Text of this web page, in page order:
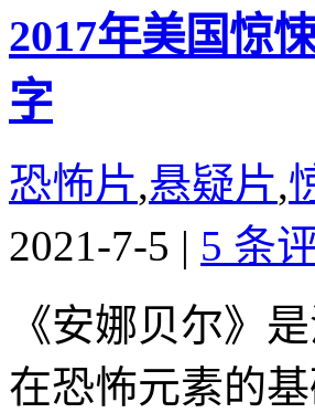
2017年美国惊
字
恐怖片,悬疑片,
2021-7-5 | 5 条
《安娜贝尔》
在恐怖元素的